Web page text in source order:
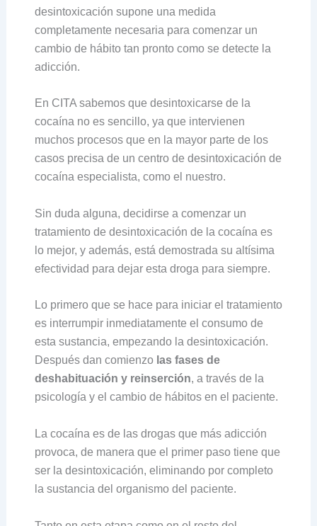
desintoxicación supone una medida
completamente necesaria para comenzar un
cambio de hábito tan pronto como se detecte la
adicción.
En CITA sabemos que desintoxicarse de la
cocaína no es sencillo, ya que intervienen
muchos procesos que en la mayor parte de los
casos precisa de un centro de desintoxicación de
cocaína especialista, como el nuestro.
Sin duda alguna, decidirse a comenzar un
tratamiento de desintoxicación de la cocaína es
lo mejor, y además, está demostrada su altísima
efectividad para dejar esta droga para siempre.
Lo primero que se hace para iniciar el tratamiento
es interrumpir inmediatamente el consumo de
esta sustancia, empezando la desintoxicación.
Después dan comienzo las fases de
deshabituación y reinserción, a través de la
psicología y el cambio de hábitos en el paciente.
La cocaína es de las drogas que más adicción
provoca, de manera que el primer paso tiene que
ser la desintoxicación, eliminando por completo
la sustancia del organismo del paciente.